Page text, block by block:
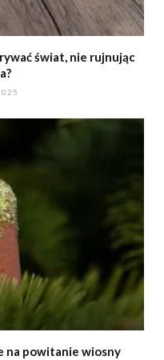
świat, nie rujnując
na powitanie wiosny